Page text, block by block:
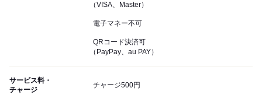
（VISA、Master）
電子マネー不可
QRコード決済可
（PayPay、au PAY）
サービス料・
チャージ
チャージ500円